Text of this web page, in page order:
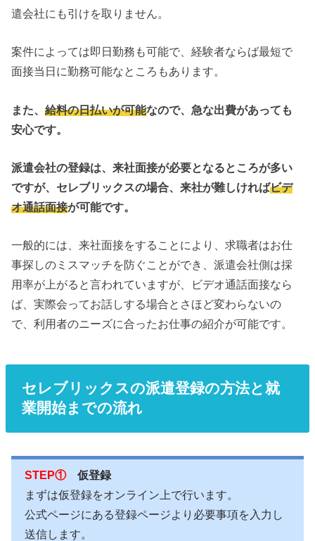
遣会社にも引けを取りません。
案件によっては即日勤務も可能で、経験者ならば最短で
面接当日に勤務可能なところもあります。
また、給料の日払いが可能なので、急な出費があっても
安心です。
派遣会社の登録は、来社面接が必要となるところが多い
ですが、セレブリックスの場合、来社が難しければビデ
オ通話面接が可能です。
一般的には、来社面接をすることにより、求職者はお仕
事探しのミスマッチを防ぐことができ、派遣会社側は採
用率が上がると言われていますが、ビデオ通話面接なら
ば、実際会ってお話しする場合とさほど変わらないの
で、利用者のニーズに合ったお仕事の紹介が可能です。
セレブリックスの派遣登録の方法と就
業開始までの流れ
STEP①仮登録
まずは仮登録をオンライン上で行います。
公式ページにある登録ページより必要事項を入力し
送信します。